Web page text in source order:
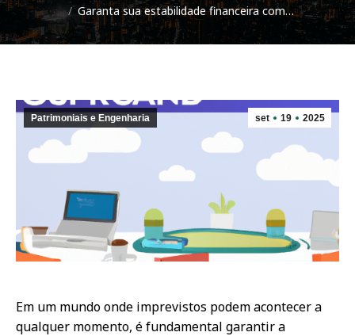
Garanta sua estabilidade financeira com…
set 19 2025
Patrimoniais e Engenharia
Em um mundo onde imprevistos podem acontecer a
qualquer momento, é fundamental garantir a